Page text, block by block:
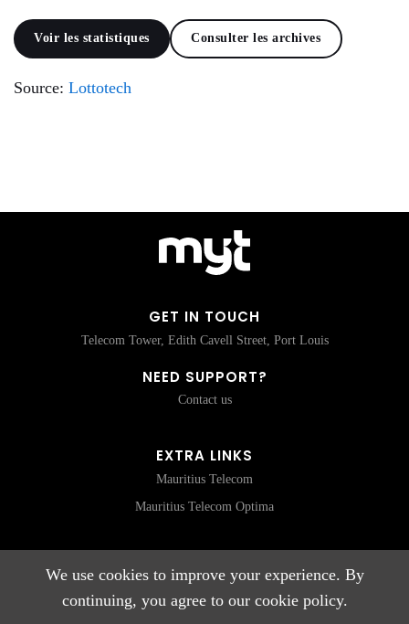
Voir les statistiques Consulter les archives
Source: Lottotech
We use cookies to improve your experience. By
continuing, you agree to our cookie policy.
GET IN TOUCH
Telecom Tower, Edith Cavell Street, Port Louis
NEED SUPPORT?
Contact us
EXTRA LINKS
Mauritius Telecom
Mauritius Telecom Optima
CONNECT WITH US